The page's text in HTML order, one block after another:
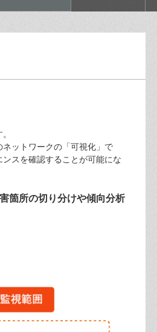
ットワークの「可視化」で
スを確認することが可能にな
箇所の切り分けや傾向分析